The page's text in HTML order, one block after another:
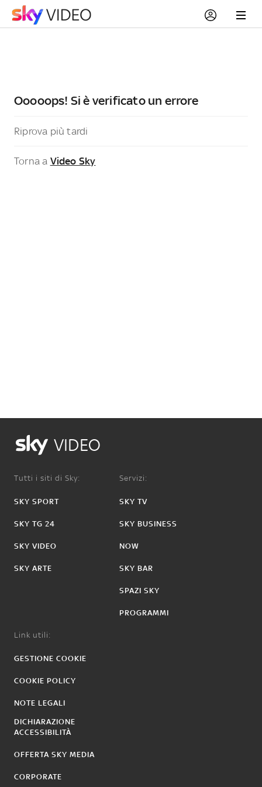
Ooooops! Si è verificato un errore
Riprova più tardi
Torna a Video Sky
VIDEO
Tutti i siti di Sky:
SKY SPORT
SKY TG 24
SKY VIDEO
SKY ARTE
Servizi:
SKY TV
SKY BUSINESS
NOW
SKY BAR
SPAZI SKY
PROGRAMMI
Link utili:
GESTIONE COOKIE
COOKIE POLICY
NOTE LEGALI
DICHIARAZIONE
ACCESSIBILITÀ
OFFERTA SKY MEDIA
CORPORATE